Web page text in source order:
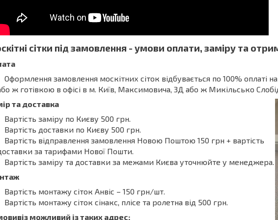
сітки під замовлення - умови оплати, заміру та
Оформлення замовлення москітних сіток відбувається по 100% оплаті
ж готівкою в офісі в м. Київ, Максимовича, 3Д або ж Микільсько
та доставка
Вартість заміру по Києву 500 грн.
Вартість доставки по Києву 500 грн.
Вартість відправлення замовлення Новою Поштою 150 грн + вартість
за тарифами Нової Пошти.
Вартість заміру та доставки за межами Києва уточнюйте у менеджера.
Вартість монтажу сіток Анвіс – 150 грн/шт.
Вартість монтажу сіток сінакс, плісе та ролетна від 500 грн.
можливий із таких адрес: